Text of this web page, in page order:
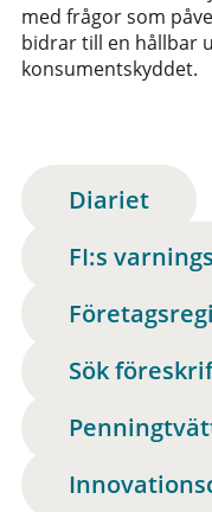
med frågor som
bidrar till en hållbar
konsumentskyddet.
Diariet
FI:s
Sök